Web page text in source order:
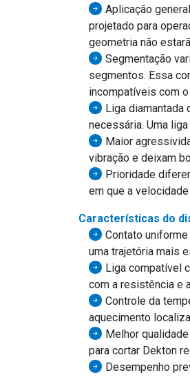
Aplicação
projetado para
geometria não
Segmentação
segmentos. Essa
incompatíveis com
Liga diamantada
necessária. Uma
Maior
vibração e deixam
Prioridade
em que a
Características do
Contato
uma trajetória mais
Liga compatível
com a resistência e
Controle da
aquecimento
Melhor
para cortar Dekton
Desempenho